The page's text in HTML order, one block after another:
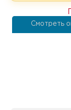
Смотреть